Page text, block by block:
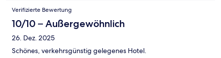
Verifizierte Bewertung
10/10 – Außergewöhnlich
26. Dez. 2025
Schönes, verkehrsgünstig gelegenes Hotel.